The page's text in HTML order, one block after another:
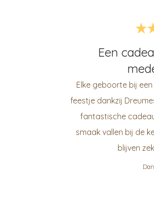
Een
Elke geboorte bij
feestje dankzij
fantastische
smaak vallen bij de
blijven